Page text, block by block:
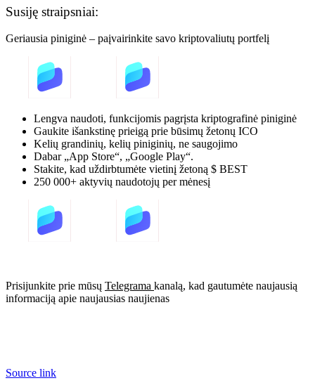
Susiję straipsniai:
Geriausia piniginė – paįvairinkite savo kriptovaliutų portfelį
Lengva naudoti, funkcijomis pagrįsta kriptografinė piniginė
Gaukite išankstinę prieigą prie būsimų žetonų ICO
Kelių grandinių, kelių piniginių, ne saugojimo
Dabar „App Store“, „Google Play“.
Stakite, kad uždirbtumėte vietinį žetoną $ BEST
250 000+ aktyvių naudotojų per mėnesį
Prisijunkite prie mūsų Telegrama kanalą, kad gautumėte naujausią
informaciją apie naujausias naujienas
Source link